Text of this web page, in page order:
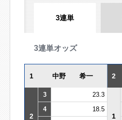
3連単
3連単オッズ
1 中野 希一 2
2
3 23.3
1
4
18.5